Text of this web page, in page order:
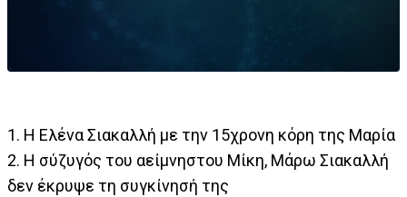
1. Η Ελένα Σιακαλλή με την 15χρονη κόρη της Μαρία
2. Η σύζυγός του αείμνηστου Μίκη, Μάρω Σιακαλλή
δεν έκρυψε τη συγκίνησή της